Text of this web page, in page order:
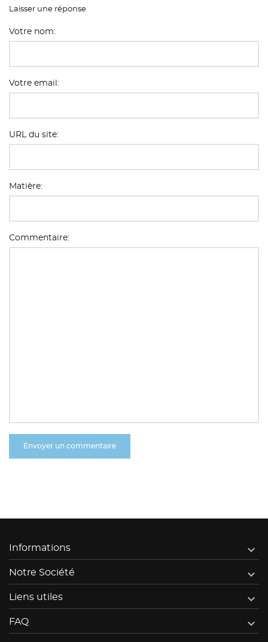
Laisser une réponse
Votre nom:
Votre email:
URL du site:
Matière:
Commentaire:
Informations 
Notre Société 
Liens utiles 
FAQ 